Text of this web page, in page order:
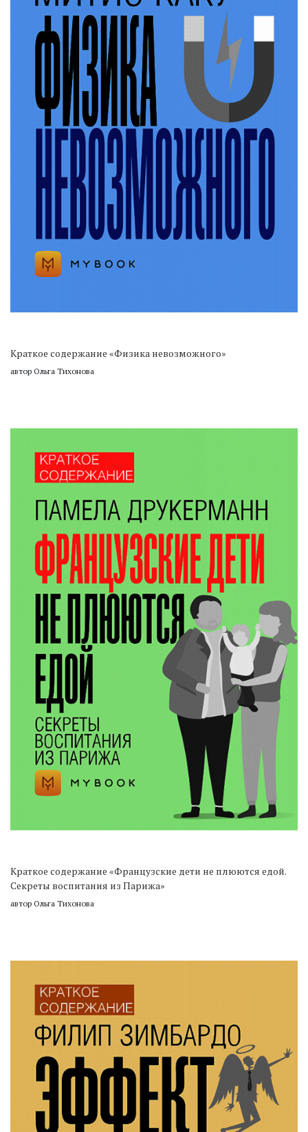
Краткое содержание «Физика невозможного»
автор Ольга Тихонова
Краткое содержание «Французские дети не плюются едой.
Секреты воспитания из Парижа»
автор Ольга Тихонова